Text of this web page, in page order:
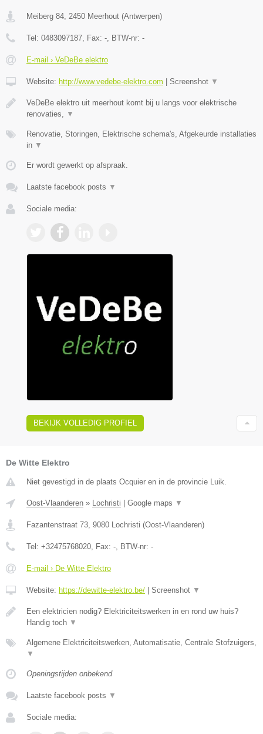
Meiberg 84 2450 Meerhout (Antwerpen)
Tel: 0483097187 , Fax: - , BTW-nr: -
E-mail › VeDeBe elektro
Website: http://www.vedebe-elektro.com | Screenshot ▼
VeDeBe elektro uit meerhout komt bij u langs voor elektrische
renovaties,
▼
Renovatie, Storingen, Elektrische schema's, Afgekeurde installaties
in ▼
Er wordt gewerkt op afspraak.
Laatste facebook posts ▼
Sociale media:
BEKIJK VOLLEDIG PROFIEL
De Witte Elektro
Niet gevestigd in de plaats Ocquier en in de provincie Luik.
Oost-Vlaanderen » Lochristi | Google maps ▼
Fazantenstraat 73 9080 Lochristi (Oost-Vlaanderen)
Tel: +32475768020 , Fax: - , BTW-nr: -
E-mail › De Witte Elektro
Website: https://dewitte-elektro.be/ | Screenshot ▼
Een elektricien nodig? Elektriciteitswerken in en rond uw huis?
Handig toch ▼
Algemene Elektriciteitswerken, Automatisatie, Centrale Stofzuigers,
▼
Openingstijden onbekend
Laatste facebook posts ▼
Sociale media: